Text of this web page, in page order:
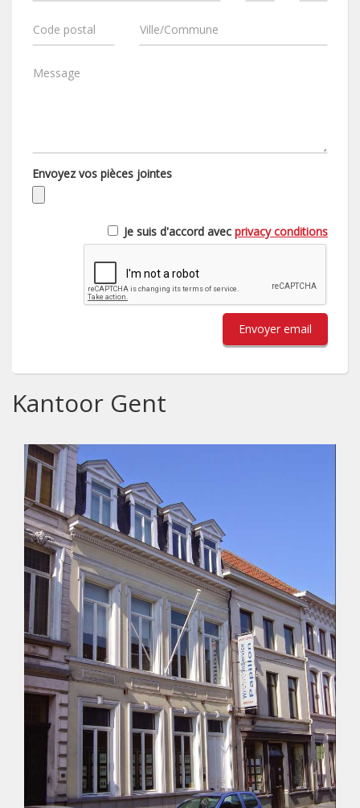
Envoyez vos pièces jointes
Je suis d'accord avec privacy conditions
Envoyer email
Kantoor Gent